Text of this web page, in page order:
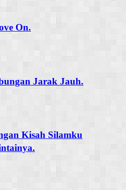
On.
Jarak Jauh.
Kisah Silamku